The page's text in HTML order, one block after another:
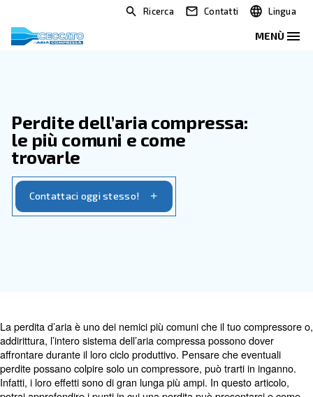
Ricerca Contatti
Perdite dell’aria compressa:
le più comuni e come
trovarle